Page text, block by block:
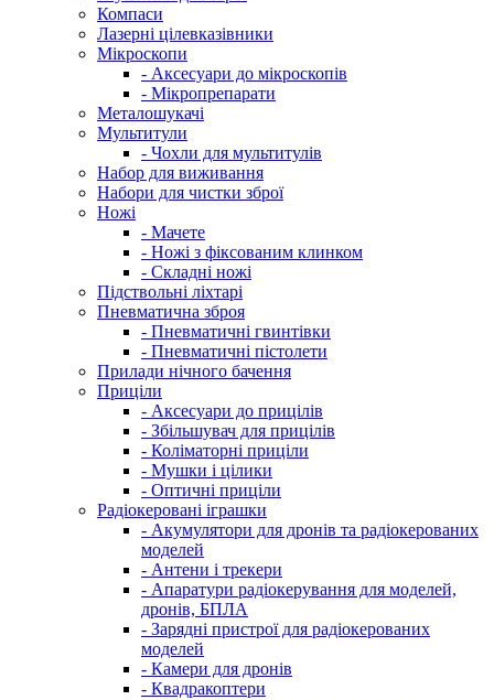
Компаси
Лазерні цілевказівники
Мікроскопи
- Аксесуари до мікроскопів
- Мікропрепарати
Металошукачі
Мультитули
- Чохли для мультитулів
Набор для виживання
Набори для чистки зброї
Ножі
- Мачете
- Ножі з фіксованим клинком
- Складні ножі
Підствольні ліхтарі
Пневматична зброя
- Пневматичні гвинтівки
- Пневматичні пістолети
Прилади нічного бачення
Приціли
- Аксесуари до прицілів
- Збільшувач для прицілів
- Коліматорні приціли
- Мушки і цілики
- Оптичні приціли
Радіокеровані іграшки
- Акумулятори для дронів та радіокерованих
моделей
- Антени і трекери
- Апаратури радіокерування для моделей,
дронів, БПЛА
- Зарядні пристрої для радіокерованих
моделей
- Камери для дронів
- Квадракоптери